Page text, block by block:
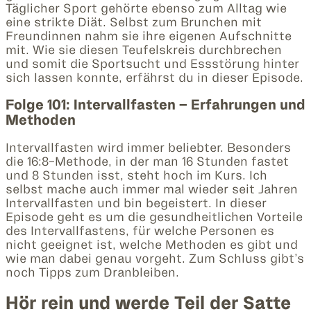
Täglicher Sport gehörte ebenso zum Alltag wie
eine strikte Diät. Selbst zum Brunchen mit
Freundinnen nahm sie ihre eigenen Aufschnitte
mit. Wie sie diesen Teufelskreis durchbrechen
und somit die Sportsucht und Essstörung hinter
sich lassen konnte, erfährst du in dieser Episode.
Folge 101: Intervallfasten – Erfahrungen und
Methoden
Intervallfasten wird immer beliebter. Besonders
die 16:8-Methode, in der man 16 Stunden fastet
und 8 Stunden isst, steht hoch im Kurs. Ich
selbst mache auch immer mal wieder seit Jahren
Intervallfasten und bin begeistert. In dieser
Episode geht es um die gesundheitlichen Vorteile
des Intervallfastens, für welche Personen es
nicht geeignet ist, welche Methoden es gibt und
wie man dabei genau vorgeht. Zum Schluss gibt’s
noch Tipps zum Dranbleiben.
Hör rein und werde Teil der Satte